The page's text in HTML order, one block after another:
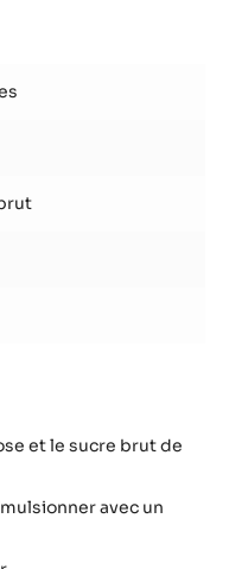
et le sucre brut de
avec un